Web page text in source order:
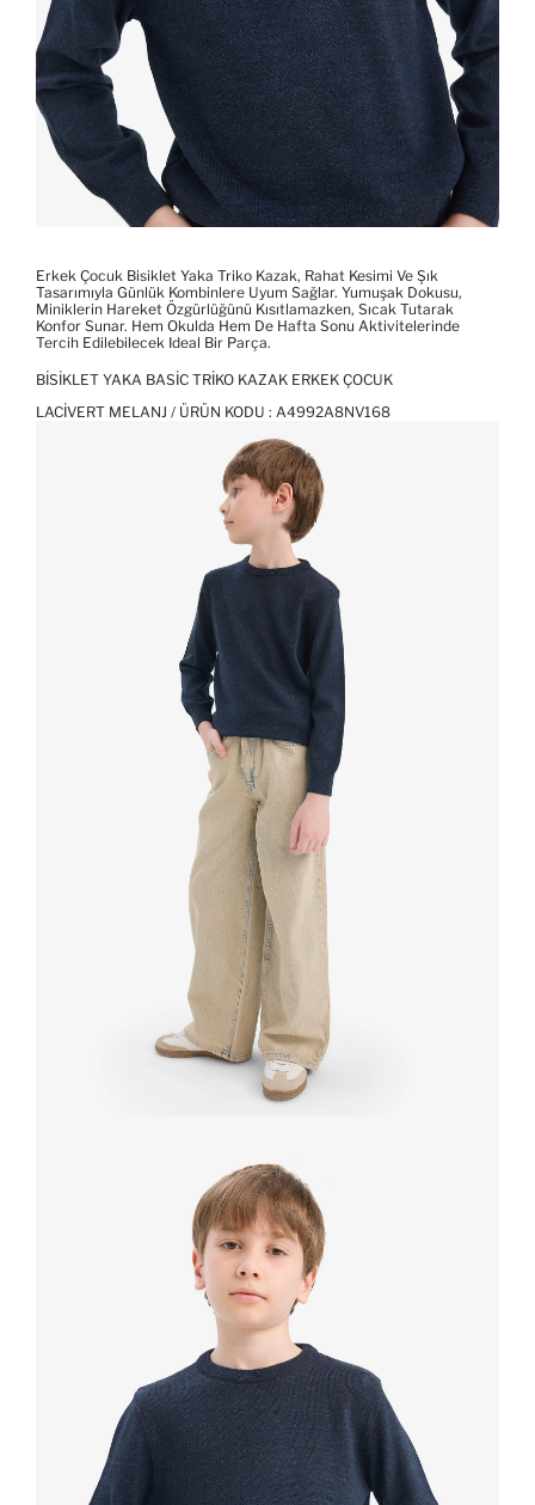
Erkek Çocuk Bisiklet Yaka Triko Kazak, Rahat Kesimi Ve Şık
Tasarımıyla Günlük Kombinlere Uyum Sağlar. Yumuşak Dokusu,
Miniklerin Hareket Özgürlüğünü Kısıtlamazken, Sıcak Tutarak
Konfor Sunar. Hem Okulda Hem De Hafta Sonu Aktivitelerinde
Tercih Edilebilecek Ideal Bir Parça.
BISIKLET YAKA BASIC TRIKO KAZAK ERKEK ÇOCUK
LACIVERT MELANJ / ÜRÜN KODU : A4992A8NV168